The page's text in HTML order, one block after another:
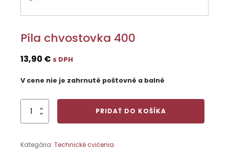
Píla chvostovka 400
13,90 € s DPH
V cene nie je zahrnuté poštovné a balné
množstvo
PRIDAŤ DO KOŠÍKA
Kategória: Technické cvičenia